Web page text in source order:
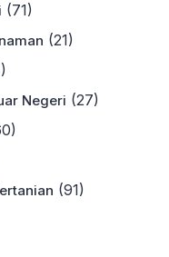
(71)
(21)
Negeri (27)
(91)